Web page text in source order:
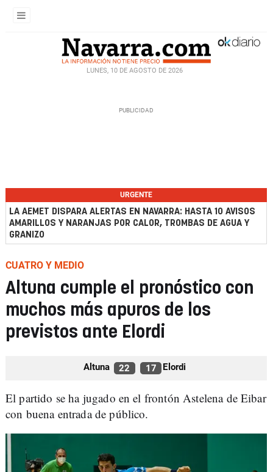
LUNES, 10 DE AGOSTO DE 2026
URGENTE
LA AEMET DISPARA ALERTAS EN NAVARRA: HASTA 10 AVISOS
AMARILLOS Y NARANJAS POR CALOR, TROMBAS DE AGUA Y
GRANIZO
CUATRO Y MEDIO
Altuna cumple el pronóstico con
muchos más apuros de los
previstos ante Elordi
Altuna 22 17 Elordi
El partido se ha jugado en el frontón Astelena de Eibar
con buena entrada de público.